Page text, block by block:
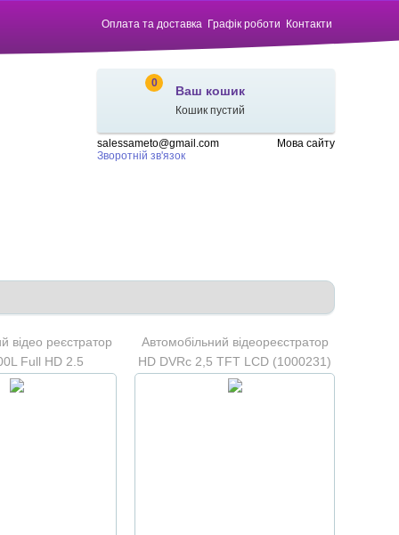
Оплата та доставка Графік роботи Контакти
0
Ваш кошик
Кошик пустий
salessameto@gmail.com
Зворотній зв'язок
Мова сайту
відео реєстратор
Full HD 2.5
Автомобільний відеореєстратор
HD DVRc 2,5 TFT LCD (1000231)